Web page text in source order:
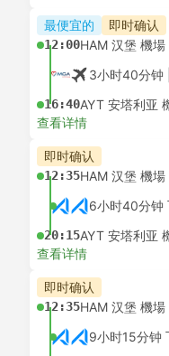
最便宜的 即时确认
12:00HAM 汉堡 機場
3小时40分钟
16:40AYT 安塔利亚
查看详情
即时确认
12:35HAM 汉堡 機場
6小时40分钟
20:15AYT 安塔利亚
查看详情
即时确认
12:35HAM 汉堡 機場
9小时15分钟